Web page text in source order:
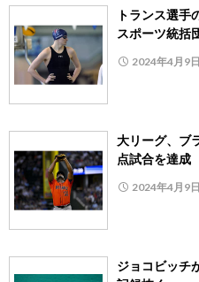
トランス選手
スポーツ統括
2024年4月9日
大リーグ、ブ
点試合を達成
2024年4月9日
ジョコビッチ